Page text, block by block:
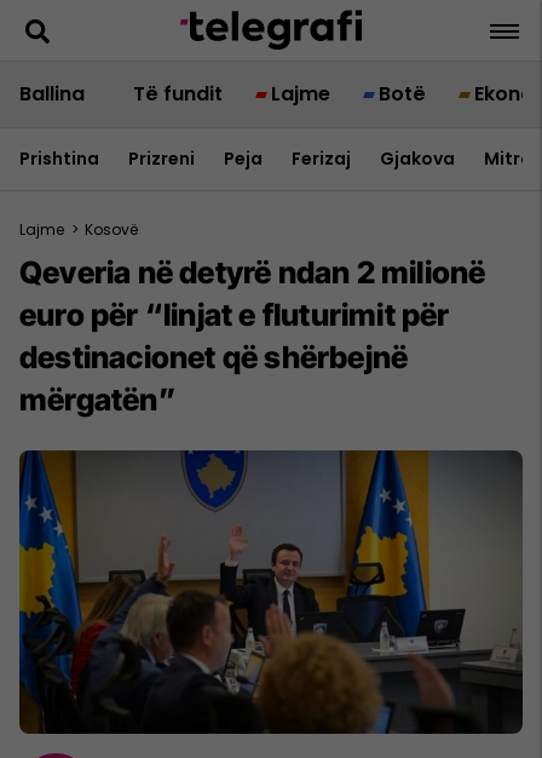
Ballina Të fundit Lajme Botë
Prishtina Prizreni Peja Ferizaj Gjakova
Lajme > Kosovë
Qeveria në detyrë ndan 2 milionë
euro për “linjat e fluturimit për
destinacionet që shërbejnë
mërgatën”